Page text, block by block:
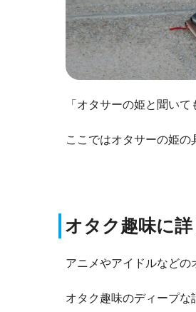
「オタサーの姫と聞い
ここではオタサーの姫の
オタク趣味に
アニメやアイドルなどの
オタク趣味のディープな